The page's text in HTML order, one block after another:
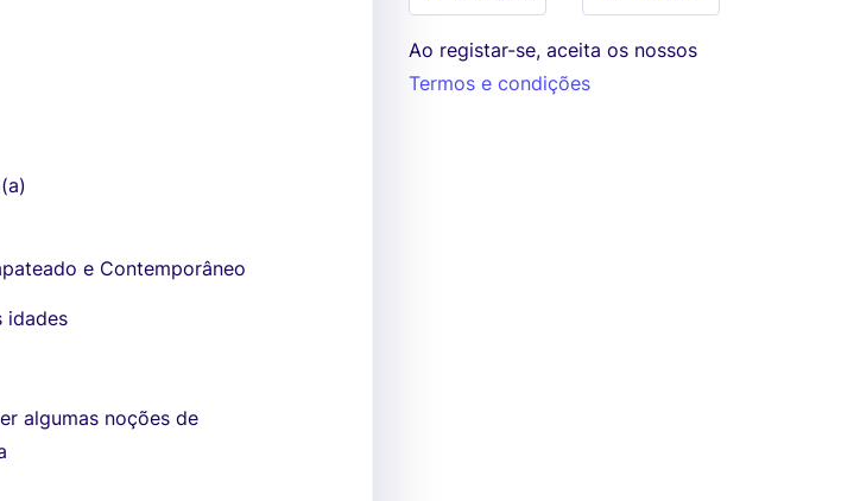
e Contemporâneo
idades
algumas noções de
Ao registar-se, aceita os nossos
Termos e condições